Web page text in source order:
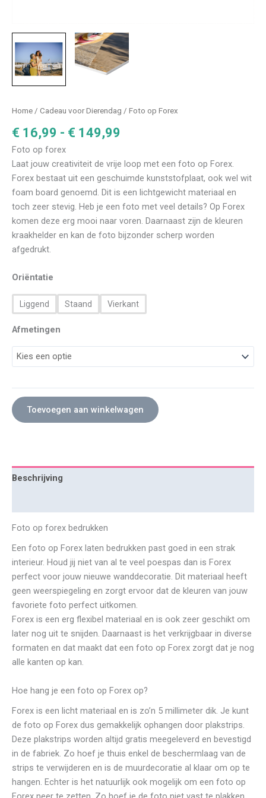
Home / Cadeau voor Dierendag / Foto op Forex
€ 16,99 - € 149,99
Prijsklasse:
Foto op forex
Laat jouw creativiteit de vrije loop met een foto op Forex.
Forex bestaat uit een geschuimde kunststofplaat, ook wel wit
foam board genoemd. Dit is een lichtgewicht materiaal en
toch zeer stevig. Heb je een foto met veel details? Op Forex
komen deze erg mooi naar voren. Daarnaast zijn de kleuren
kraakhelder en kan de foto bijzonder scherp worden
afgedrukt.
Oriëntatie
Liggend Staand Vierkant
Afmetingen
Toevoegen aan winkelwagen
Beschrijving
Foto op forex bedrukken
Een foto op Forex laten bedrukken past goed in een strak
interieur. Houd jij niet van al te veel poespas dan is Forex
perfect voor jouw nieuwe wanddecoratie. Dit materiaal heeft
geen weerspiegeling en zorgt ervoor dat de kleuren van jouw
favoriete foto perfect uitkomen.
Forex is een erg flexibel materiaal en is ook zeer geschikt om
later nog uit te snijden. Daarnaast is het verkrijgbaar in diverse
formaten en dat maakt dat een foto op Forex zorgt dat je nog
alle kanten op kan.
Hoe hang je een foto op Forex op?
Forex is een licht materiaal en is zo’n 5 millimeter dik. Je kunt
de foto op Forex dus gemakkelijk ophangen door plakstrips.
Deze plakstrips worden altijd gratis meegeleverd en bevestigd
in de fabriek. Zo hoef je thuis enkel de beschermlaag van de
strips te verwijderen en is de muurdecoratie al klaar om op te
hangen. Echter is het natuurlijk ook mogelijk om een foto op